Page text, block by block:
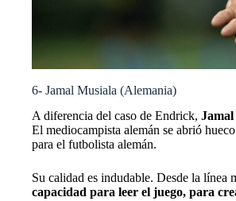
6- Jamal Musiala (Alemania)
A diferencia del caso de Endrick, Jamal
El mediocampista alemán se abrió
para el futbolista alemán.
Su calidad es indudable. Desde la línea
capacidad para leer el juego, para